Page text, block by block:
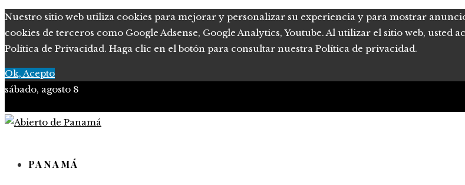
Nuestro sitio web utiliza cookies para mejorar y personalizar su experiencia y para mostrar
cookies de terceros como Google Adsense, Google Analytics, Youtube. Al utilizar el sitio web, usted
Política de Privacidad. Haga clic en el botón para consultar nuestra Política de privacidad.
Ok, Acepto
sábado, agosto 8
PANAMÁ